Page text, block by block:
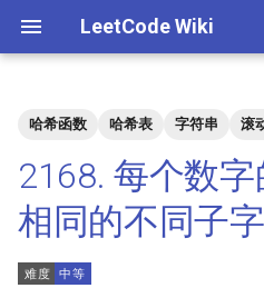
LeetCode Wiki
始
化
搜
解法
方法一
4. 二维数组中的查找
5. 替换空格
2. 二进制加法
3. 前 n 个数字二进制中 1 的个
数
1.2. 判定是否互为字符重排
1.3. URL 化
哈希函数 哈希表 字符串 滚
2168. 每个数
相同的不同子